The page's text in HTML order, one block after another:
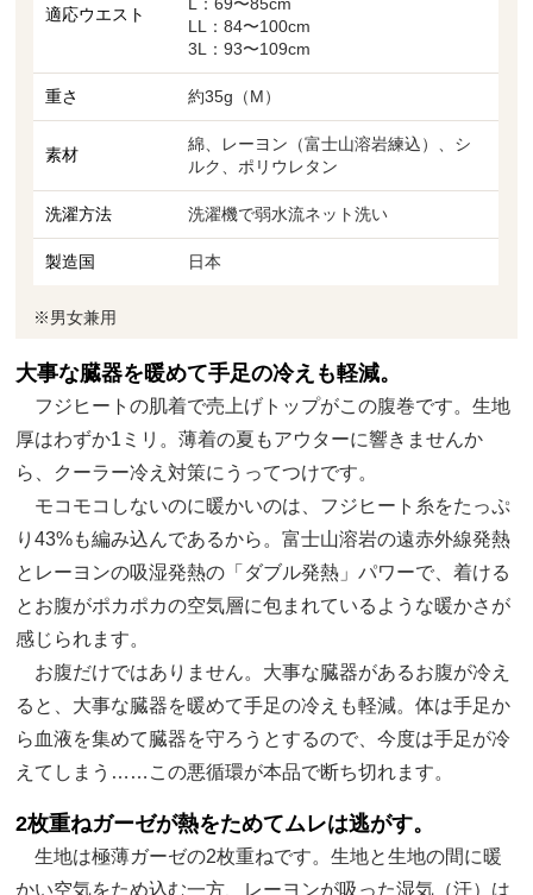
適応ウエスト
L：69〜85cm
LL：84〜100cm
3L：93〜109cm
重さ 約35g（M）
素材
綿、レーヨン（富士山溶岩練込）、シ
ルク、ポリウレタン
洗濯方法 洗濯機で弱水流ネット洗い
製造国 日本
※男女兼用
大事な臓器を暖めて手足の冷えも軽減。
フジヒートの肌着で売上げトップがこの腹巻です。生地
厚はわずか1ミリ。薄着の夏もアウターに響きませんか
ら、クーラー冷え対策にうってつけです。
モコモコしないのに暖かいのは、フジヒート糸をたっぷ
り43%も編み込んであるから。富士山溶岩の遠赤外線発熱
とレーヨンの吸湿発熱の「ダブル発熱」パワーで、着ける
とお腹がポカポカの空気層に包まれているような暖かさが
感じられます。
お腹だけではありません。大事な臓器があるお腹が冷え
ると、大事な臓器を暖めて手足の冷えも軽減。体は手足か
ら血液を集めて臓器を守ろうとするので、今度は手足が冷
えてしまう……この悪循環が本品で断ち切れます。
2枚重ねガーゼが熱をためてムレは逃がす。
生地は極薄ガーゼの2枚重ねです。生地と生地の間に暖
かい空気をため込む一方、レーヨンが吸った湿気（汗）は